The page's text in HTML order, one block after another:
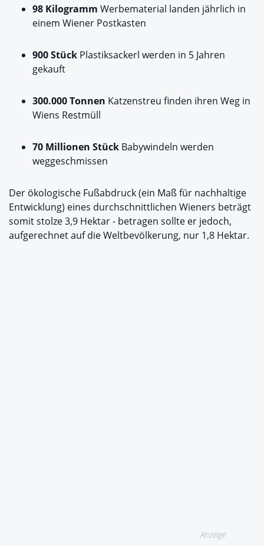
98 Kilogramm Werbematerial landen jährlich in
einem Wiener Postkasten
900 Stück Plastiksackerl werden in 5 Jahren
gekauft
300.000 Tonnen Katzenstreu finden ihren Weg in
Wiens Restmüll
70 Millionen Stück Babywindeln werden
weggeschmissen
Der ökologische Fußabdruck (ein Maß für nachhaltige
Entwicklung) eines durchschnittlichen Wieners beträgt
somit stolze 3,9 Hektar - betragen sollte er jedoch,
aufgerechnet auf die Weltbevölkerung, nur 1,8 Hektar.
Anzeige